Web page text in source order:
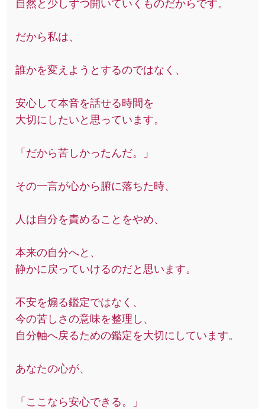
自然と少しずつ開いていくものだからです。
だから私は、
誰かを変えようとするのではなく、
安心して本音を話せる時間を
大切にしたいと思っています。
「だから苦しかったんだ。」
その一言が心から腑に落ちた時、
人は自分を責めることをやめ、
本来の自分へと、
静かに戻っていけるのだと思います。
不安を煽る鑑定ではなく、
今の苦しさの意味を整理し、
自分軸へ戻るための鑑定を大切にしています。
あなたの心が、
「ここなら安心できる。」